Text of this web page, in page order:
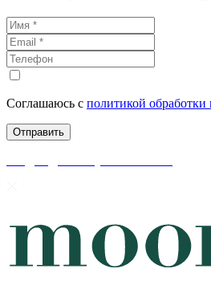
Соглашаюсь с политикой